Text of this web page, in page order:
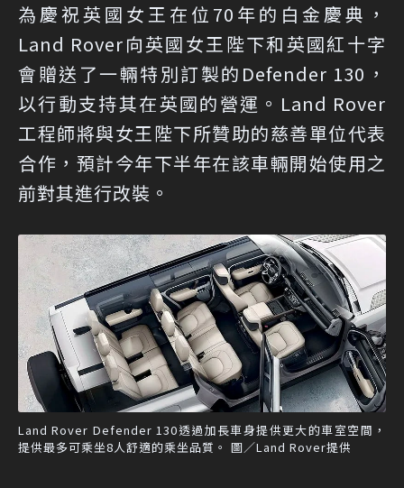
為慶祝英國女王在位70年的白金慶典，
Land Rover向英國女王陛下和英國紅十字
會贈送了一輛特別訂製的Defender 130，
以行動支持其在英國的營運。Land Rover
工程師將與女王陛下所贊助的慈善單位代表
合作，預計今年下半年在該車輛開始使用之
前對其進行改裝。
Land Rover Defender 130透過加長車身提供更大的車室空間，
提供最多可乘坐8人舒適的乘坐品質。 圖／Land Rover提供